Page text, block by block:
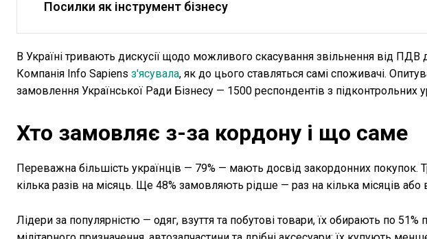
Посилки як інструмент бізнесу
В Україні тривають дискусії щодо можливого скасування звільнення від
Компанія Info Sapiens з'ясувала, як до цього ставляться самі споживачі.
замовлення Української Ради Бізнесу — 1500 респондентів з підконтрольних
Хто замовляє з-за кордону і що саме
Переважна більшість українців — 79% — мають досвід закордонних покупок.
кілька разів на місяць. Ще 48% замовляють рідше — раз на кілька місяців або
Лідери за популярністю — одяг, взуття та побутові товари, їх обирають по